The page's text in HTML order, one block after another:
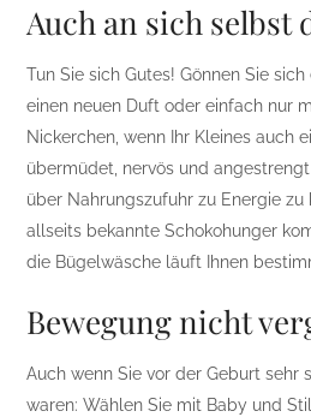
Auch an sich selbst
Tun Sie sich Gutes! Gönnen Sie
einen neuen Duft oder einfach nur
Nickerchen, wenn Ihr Kleines auch
übermüdet, nervös und
über Nahrungszufuhr zu Energie zu
allseits bekannte Schokohunger
die Bügelwäsche läuft Ihnen
Bewegung nicht
Auch wenn Sie vor der Geburt sehr
waren: Wählen Sie mit Baby und